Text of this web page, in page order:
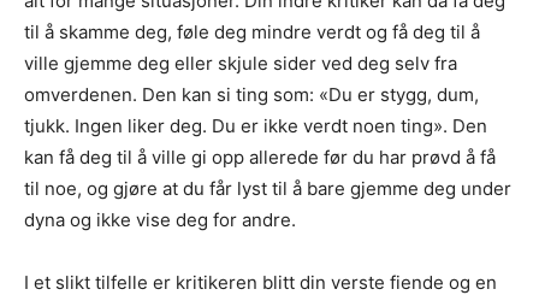
til å skamme deg, føle deg mindre verdt og få deg til å
ville gjemme deg eller skjule sider ved deg selv fra
omverdenen. Den kan si ting som: «Du er stygg, dum,
tjukk. Ingen liker deg. Du er ikke verdt noen ting». Den
kan få deg til å ville gi opp allerede før du har prøvd å få
til noe, og gjøre at du får lyst til å bare gjemme deg under
dyna og ikke vise deg for andre.
I et slikt tilfelle er kritikeren blitt din verste fiende og en